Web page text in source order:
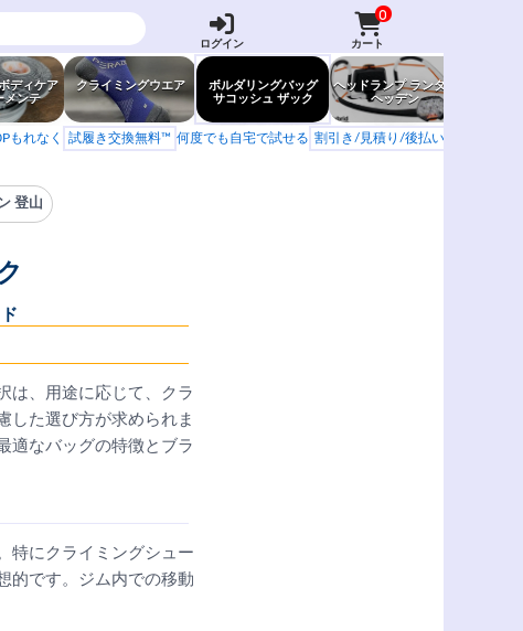
ログイン
0
カート
ディケア
メンテ
クライミングウエア
ボルダリングバッグ
サコッシュ ザック
ヘッドランプ ランタン
ヘッデン
もれなく 試履き交換無料™ 何度でも自宅で試せる 割引き/見積り/後払い
登山
は、用途に応じて、クラ
した選び方が求められま
適なバッグの特徴とブラ
特にクライミングシュー
的です。ジム内での移動